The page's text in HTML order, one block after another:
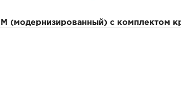
(модернизированный) с комплектом